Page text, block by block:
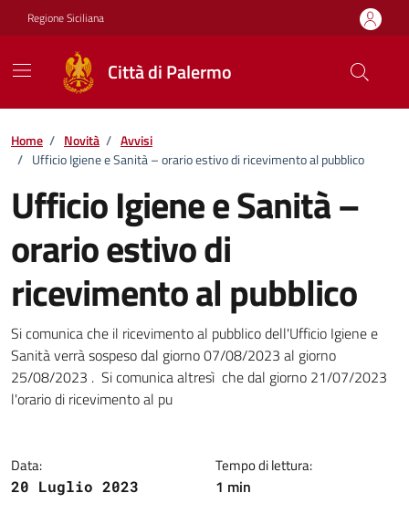
Vai ai contenuti
Vai al footer
Regione Siciliana
Città di Palermo
Home / Novità / Avvisi
/ Ufficio Igiene e Sanità – orario estivo di ricevimento al pubblico
Ufficio Igiene e Sanità –
orario estivo di
ricevimento al pubblico
Dettagli della notizia
Si comunica che il ricevimento al pubblico dell'Ufficio Igiene e
Sanità verrà sospeso dal giorno 07/08/2023 al giorno
25/08/2023 . Si comunica altresì che dal giorno 21/07/2023
l'orario di ricevimento al pu
Data:
20 Luglio 2023
Tempo di lettura:
1 min